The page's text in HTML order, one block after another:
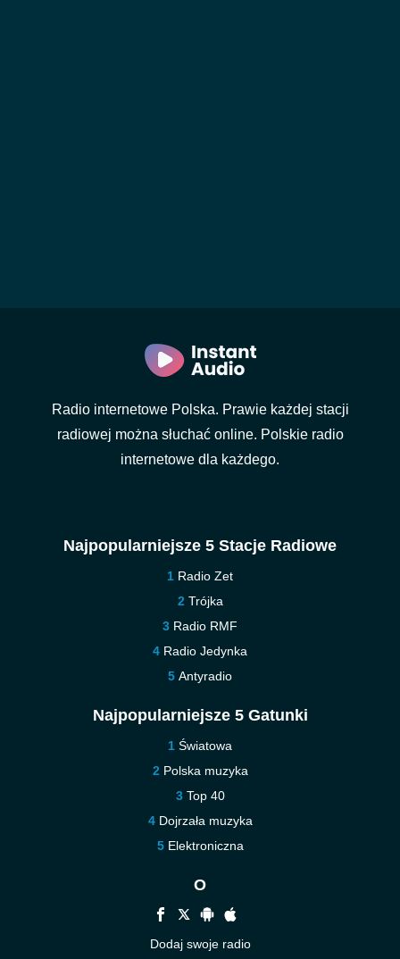
Radio internetowe Polska. Prawie każdej stacji
radiowej można słuchać online. Polskie radio
internetowe dla każdego.
Najpopularniejsze 5 Stacje Radiowe
Radio Zet
Trójka
Radio RMF
Radio Jedynka
Antyradio
Najpopularniejsze 5 Gatunki
Światowa
Polska muzyka
Top 40
Dojrzała muzyka
Elektroniczna
O
Dodaj swoje radio